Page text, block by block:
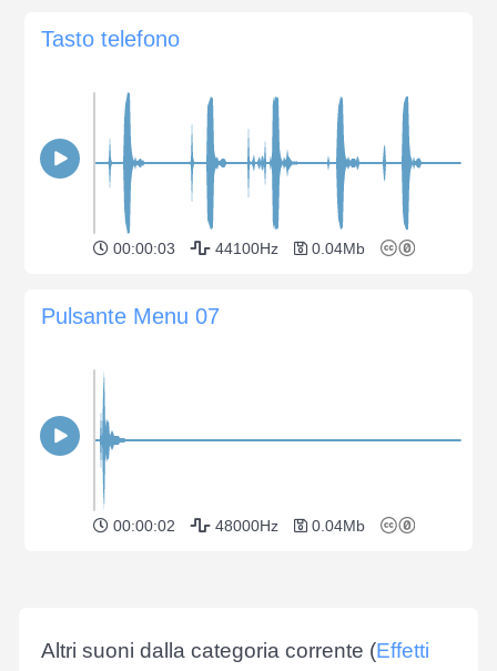
Tasto telefono
00:00:03 44100Hz 0.04Mb
Pulsante Menu 07
00:00:02 48000Hz 0.04Mb
Altri suoni dalla categoria corrente (Effetti